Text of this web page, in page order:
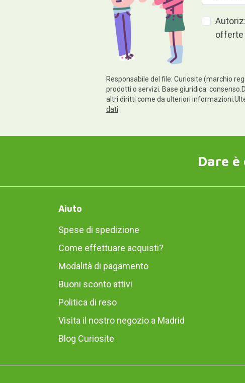
offerte
Responsabile del file: Curiosite (marchio
prodotti o servizi. Base giuridica:
altri diritti come da ulteriori
dati
Dare
Aiuto
Spese di spedizione
Come effettuare acquisti?
Modalità di pagamento
Buoni sconto attivi
Politica di reso
Visita il nostro negozio a Madrid
Blog Curiosite